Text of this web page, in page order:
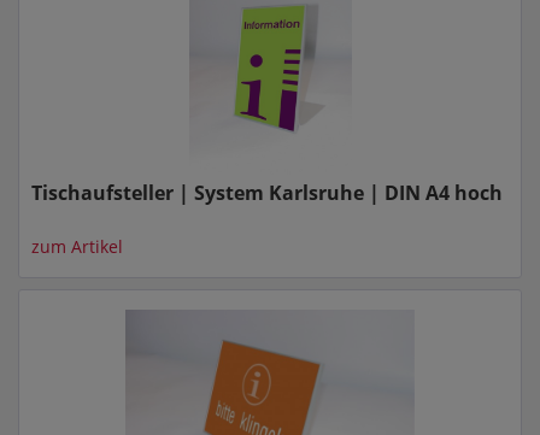
Tischaufsteller | System Karlsruhe | DIN A4 hoch
zum Artikel